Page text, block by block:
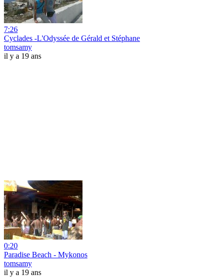
7:26
Cyclades -L'Odyssée de Gérald et Stéphane
tomsamy
il y a 19 ans
0:20
Paradise Beach - Mykonos
tomsamy
il y a 19 ans